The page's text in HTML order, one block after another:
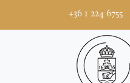
+36 1 224 6755